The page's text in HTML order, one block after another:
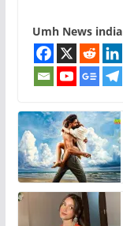
Umh News india